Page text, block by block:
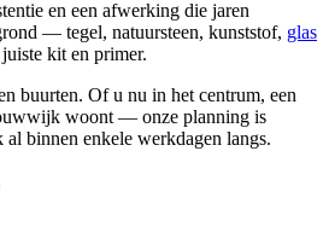
en een afwerking die jaren
— tegel, natuursteen, kunststof, glas
kit en primer.
buurten. Of u nu in het centrum, een
woont — onze planning is
binnen enkele werkdagen langs.